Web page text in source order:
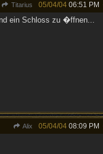
Titarius 05/04/04 06:51 PM
ein Schloss zu �ffnen...
Alix 05/04/04 08:09 PM